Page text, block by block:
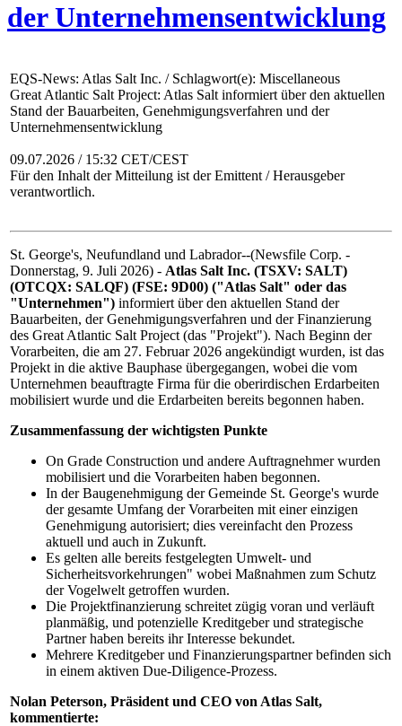
der Unternehmensentwicklung
EQS-News: Atlas Salt Inc. / Schlagwort(e): Miscellaneous
Great Atlantic Salt Project: Atlas Salt informiert über den aktuellen
Stand der Bauarbeiten, Genehmigungsverfahren und der
Unternehmensentwicklung
09.07.2026 / 15:32 CET/CEST
Für den Inhalt der Mitteilung ist der Emittent / Herausgeber
verantwortlich.
St. George's, Neufundland und Labrador--(Newsfile Corp. -
Donnerstag, 9. Juli 2026) - Atlas Salt Inc. (TSXV: SALT)
(OTCQX: SALQF) (FSE: 9D00) ("Atlas Salt" oder das
"Unternehmen") informiert über den aktuellen Stand der
Bauarbeiten, der Genehmigungsverfahren und der Finanzierung
des Great Atlantic Salt Project (das "Projekt"). Nach Beginn der
Vorarbeiten, die am 27. Februar 2026 angekündigt wurden, ist das
Projekt in die aktive Bauphase übergegangen, wobei die vom
Unternehmen beauftragte Firma für die oberirdischen Erdarbeiten
mobilisiert wurde und die Erdarbeiten bereits begonnen haben.
Zusammenfassung der wichtigsten Punkte
On Grade Construction und andere Auftragnehmer wurden
mobilisiert und die Vorarbeiten haben begonnen.
In der Baugenehmigung der Gemeinde St. George's wurde
der gesamte Umfang der Vorarbeiten mit einer einzigen
Genehmigung autorisiert; dies vereinfacht den Prozess
aktuell und auch in Zukunft.
Es gelten alle bereits festgelegten Umwelt- und
Sicherheitsvorkehrungen" wobei Maßnahmen zum Schutz
der Vogelwelt getroffen wurden.
Die Projektfinanzierung schreitet zügig voran und verläuft
planmäßig, und potenzielle Kreditgeber und strategische
Partner haben bereits ihr Interesse bekundet.
Mehrere Kreditgeber und Finanzierungspartner befinden sich
in einem aktiven Due-Diligence-Prozess.
Nolan Peterson, Präsident und CEO von Atlas Salt,
kommentierte: